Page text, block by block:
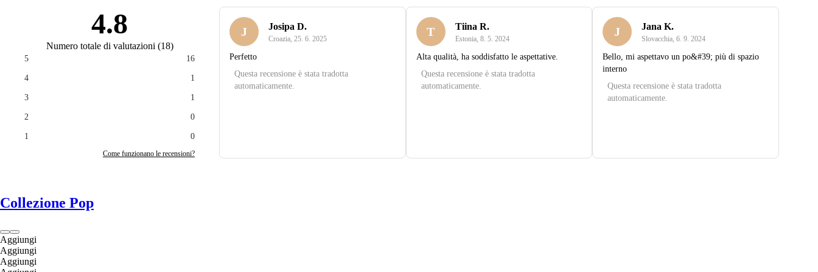
4.8
Numero totale di valutazioni (18)
5 16
4 1
3 1
2 0
1 0
Come funzionano le recensioni?
J Josipa D.
Croazia, 25. 6. 2025
Perfetto
Questa recensione è stata tradotta
automaticamente.
T Tiina R.
Estonia, 8. 5. 2024
Alta qualità, ha soddisfatto le aspettative.
Questa recensione è stata tradotta
automaticamente.
J Jana K.
Slovacchia,6. 9. 2024
Bello, mi aspettavo un po&#39; più di spazio
interno
Questa recensione è stata tradotta
automaticamente.
Collezione Pop
Aggiungi
Aggiungi
Aggiungi